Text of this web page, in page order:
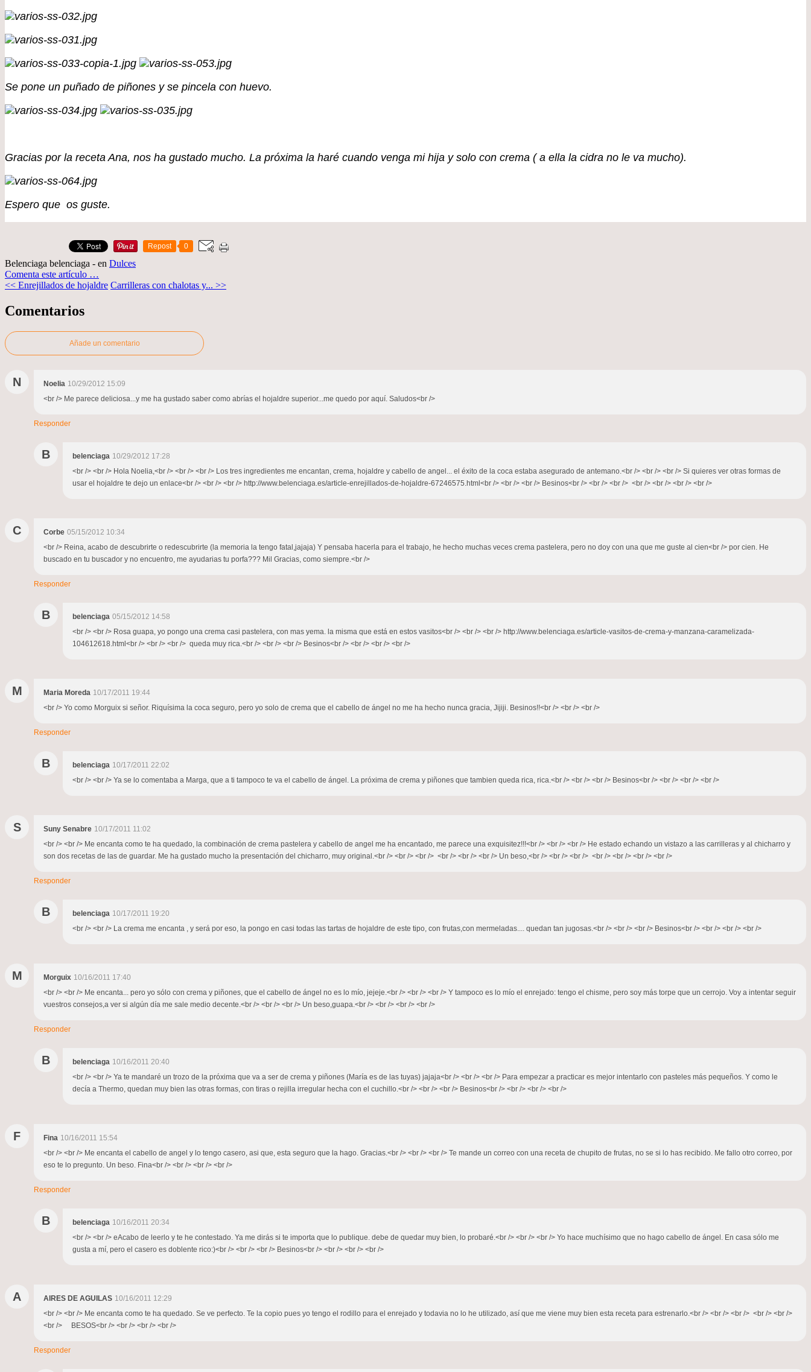
Se pone un puñado de piñones y se pincela con huevo.
Gracias por la receta Ana, nos ha gustado mucho. La próxima la haré cuando venga mi hija y solo con crema ( a ella la cidra no le va mucho).
Espero que os guste.
Repost 0
Belenciaga belenciaga - en Dulces
Comenta este artículo …
<< Enrejillados de hojaldre Carrilleras con chalotas y... >>
Comentarios
Añade un comentario
N Noelia 10/29/2012 15:09
<br /> Me parece deliciosa...y me ha gustado saber como abrías el hojaldre superior...me quedo por aquí. Saludos<br />
Responder
B belenciaga 10/29/2012 17:28
<br /> <br /> Hola Noelia,<br /> <br /> <br /> Los tres ingredientes me encantan, crema, hojaldre y cabello de angel... el éxito de la coca estaba asegurado de antemano.<br /> <br /> <br /> Si quieres ver otras formas de
usar el hojaldre te dejo un enlace<br /> <br /> <br /> http://www.belenciaga.es/article-enrejillados-de-hojaldre-67246575.html<br /> <br /> <br /> Besinos<br /> <br /> <br /> <br /> <br /> <br /> <br />
C Corbe 05/15/2012 10:34
<br /> Reina, acabo de descubrirte o redescubrirte (la memoria la tengo fatal,jajaja) Y pensaba hacerla para el trabajo, he hecho muchas veces crema pastelera, pero no doy con una que me guste al cien<br /> por cien. He
buscado en tu buscador y no encuentro, me ayudarias tu porfa??? Mil Gracias, como siempre.<br />
Responder
B belenciaga 05/15/2012 14:58
<br /> <br /> Rosa guapa, yo pongo una crema casi pastelera, con mas yema. la misma que está en estos vasitos<br /> <br /> <br /> http://www.belenciaga.es/article-vasitos-de-crema-y-manzana-caramelizada-
104612618.html<br /> <br /> <br /> queda muy rica.<br /> <br /> <br /> Besinos<br /> <br /> <br /> <br />
M Maria Moreda 10/17/2011 19:44
<br /> Yo como Morguix si señor. Riquísima la coca seguro, pero yo solo de crema que el cabello de ángel no me ha hecho nunca gracia, Jijiji. Besinos!!<br /> <br /> <br />
Responder
B belenciaga 10/17/2011 22:02
<br /> <br /> Ya se lo comentaba a Marga, que a ti tampoco te va el cabello de ángel. La próxima de crema y piñones que tambien queda rica, rica.<br /> <br /> <br /> Besinos<br /> <br /> <br /> <br />
S Suny Senabre 10/17/2011 11:02
<br /> <br /> Me encanta como te ha quedado, la combinación de crema pastelera y cabello de angel me ha encantado, me parece una exquisitez!!!<br /> <br /> <br /> He estado echando un vistazo a las carrilleras y al chicharro y
son dos recetas de las de guardar. Me ha gustado mucho la presentación del chicharro, muy original.<br /> <br /> <br /> <br /> <br /> <br /> Un beso,<br /> <br /> <br /> <br /> <br /> <br /> <br />
Responder
B belenciaga 10/17/2011 19:20
<br /> <br /> La crema me encanta , y será por eso, la pongo en casi todas las tartas de hojaldre de este tipo, con frutas,con mermeladas.... quedan tan jugosas.<br /> <br /> <br /> Besinos<br /> <br /> <br /> <br />
M Morguix 10/16/2011 17:40
<br /> <br /> Me encanta... pero yo sólo con crema y piñones, que el cabello de ángel no es lo mío, jejeje.<br /> <br /> <br /> Y tampoco es lo mío el enrejado: tengo el chisme, pero soy más torpe que un cerrojo. Voy a intentar seguir
vuestros consejos,a ver si algún día me sale medio decente.<br /> <br /> <br /> Un beso,guapa.<br /> <br /> <br /> <br />
Responder
B belenciaga 10/16/2011 20:40
<br /> <br /> Ya te mandaré un trozo de la próxima que va a ser de crema y piñones (María es de las tuyas) jajaja<br /> <br /> <br /> Para empezar a practicar es mejor intentarlo con pasteles más pequeños. Y como le
decía a Thermo, quedan muy bien las otras formas, con tiras o rejilla irregular hecha con el cuchillo.<br /> <br /> <br /> Besinos<br /> <br /> <br /> <br />
F Fina 10/16/2011 15:54
<br /> <br /> Me encanta el cabello de angel y lo tengo casero, asi que, esta seguro que la hago. Gracias.<br /> <br /> <br /> Te mande un correo con una receta de chupito de frutas, no se si lo has recibido. Me fallo otro correo, por
eso te lo pregunto. Un beso. Fina<br /> <br /> <br /> <br />
Responder
B belenciaga 10/16/2011 20:34
<br /> <br /> eAcabo de leerlo y te he contestado. Ya me dirás si te importa que lo publique. debe de quedar muy bien, lo probaré.<br /> <br /> <br /> Yo hace muchísimo que no hago cabello de ángel. En casa sólo me
gusta a mí, pero el casero es doblente rico:)<br /> <br /> <br /> Besinos<br /> <br /> <br /> <br />
A AIRES DE AGUILAS 10/16/2011 12:29
<br /> <br /> Me encanta como te ha quedado. Se ve perfecto. Te la copio pues yo tengo el rodillo para el enrejado y todavia no lo he utilizado, así que me viene muy bien esta receta para estrenarlo.<br /> <br /> <br /> <br /> <br />
<br /> BESOS<br /> <br /> <br /> <br />
Responder